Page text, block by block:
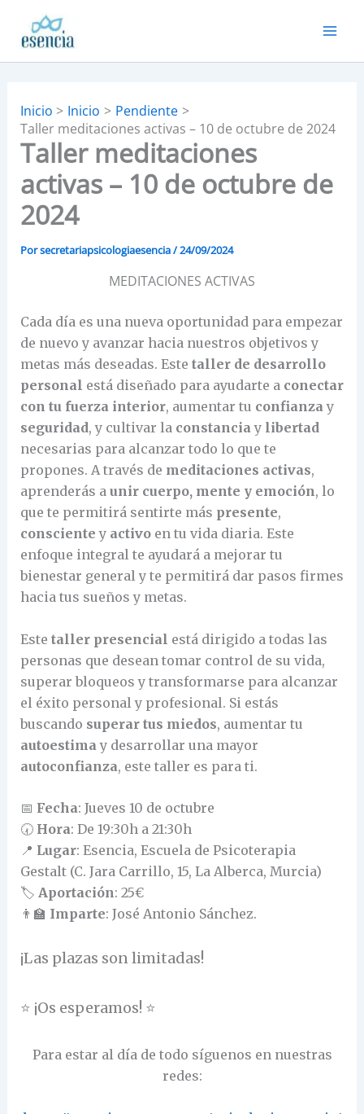
contenido
Inicio Inicio
Pendiente
Taller meditaciones activas – 10 de octubre de 2024
Taller meditaciones
activas – 10 de octubre de
2024
Porsecretariapsicologiaesencia/24/09/2024
MEDITACIONES ACTIVAS
Cada día es una nueva oportunidad para empezar
de nuevo y avanzar hacia nuestros objetivos y
metas más deseadas. Este taller de desarrollo
personal está diseñado para ayudarte a conectar
con tu fuerza interior, aumentar tu confianzay
seguridad, y cultivar la constanciay libertad
necesarias para alcanzar todo lo que te
propones. A través de meditaciones activas,
aprenderás a unir cuerpo, mente y emoción, lo
que te permitirá sentirte más presente,
consciente y activoen tu vida diaria. Este
enfoque integral te ayudará a mejorar tu
bienestar general y te permitirá dar pasos firmes
hacia tus sueños y metas.
Este taller presencial está dirigido a todas las
personas que desean tomar control de su vida,
superar bloqueos y transformarse para alcanzar
el éxito personal y profesional. Si estás
buscando superar tus miedos, aumentar tu
autoestima y desarrollar una mayor
autoconfianza, este taller es para ti.
📅 Fecha: Jueves 10 de octubre
🕢 Hora: De 19:30h a 21:30h
📍 Lugar: Esencia, Escuela de Psicoterapia
Gestalt (C. Jara Carrillo, 15, La Alberca, Murcia)
🏷️ Aportación: 25€
👨‍🏫 Imparte: José Antonio Sánchez.
¡Las plazas son limitadas!
⭐ ¡Os esperamos! ⭐
Para estar al día de todo síguenos en nuestras
redes: